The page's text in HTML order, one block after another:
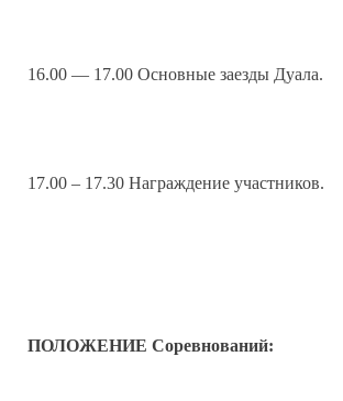
16.00 — 17.00 Основные заезды Дуала.
17.00 – 17.30 Награждение участников.
ПОЛОЖЕНИЕ Соревнований: